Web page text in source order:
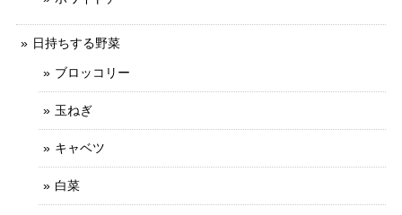
日持ちする野菜
ブロッコリー
玉ねぎ
キャベツ
白菜